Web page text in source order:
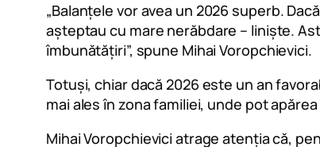
„Balanțele vor avea un 2026 superb.
așteptau cu mare nerăbdare – liniște.
îmbunătățiri”, spune Mihai Voropchievici.
Totuși, chiar dacă 2026 este un an
mai ales în zona familiei, unde pot
Mihai Voropchievici atrage atenția că,